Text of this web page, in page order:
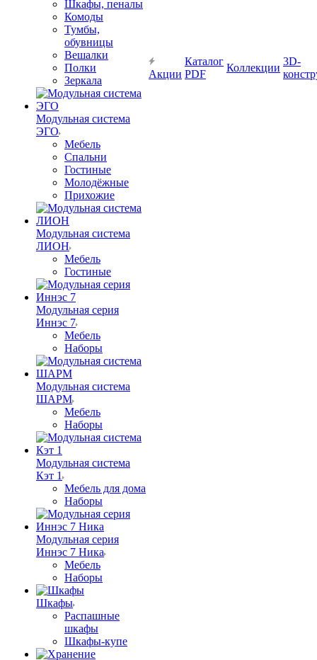
Шкафы, пеналы
Комоды
Тумбы,
обувницы
Вешалки
Полки
Зеркала
Модульная система
ЭГО
Мебель
Спальни
Гостиные
Молодёжные
Прихожие
Модульная система
ЛИОН
Мебель
Гостиные
Модульная серия
Иннэс 7
Мебель
Наборы
Модульная система
ШАРМ
Мебель
Наборы
Модульная система
Кэт 1
Мебель для дома
Наборы
Модульная серия
Иннэс 7 Ника
Мебель
Наборы
Шкафы
Распашные
шкафы
Шкафы-купе
Акции
Каталог
PDF
Коллекции
3D-